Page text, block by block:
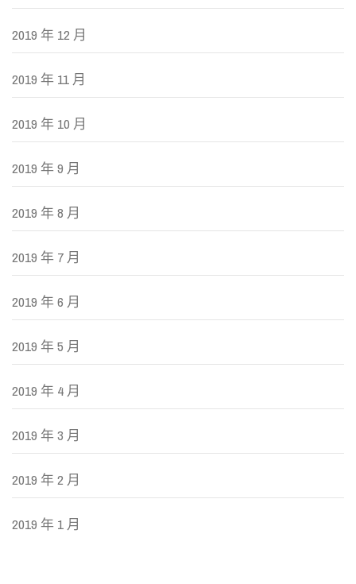
2019 年 12 月
2019 年 11 月
2019 年 10 月
2019 年 9 月
2019 年 8 月
2019 年 7 月
2019 年 6 月
2019 年 5 月
2019 年 4 月
2019 年 3 月
2019 年 2 月
2019 年 1 月